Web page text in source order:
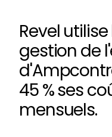
Revel
gestion de
45 % ses
mensuels.